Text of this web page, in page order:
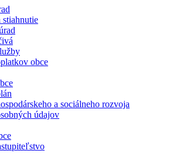
stiahnutie
obce
a sociálneho rozvoja
údajov